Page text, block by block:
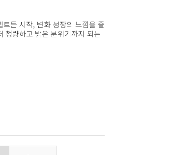
든 시작, 변화 성장의 느낌을 줄
청량하고 밝은 분위기까지 되는